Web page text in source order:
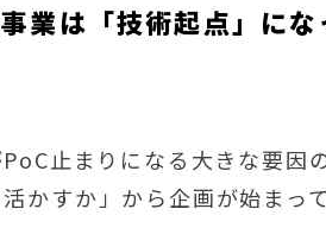
業は「技術起点」にな
止まりになる大きな要因
かすか」から企画が始まっ